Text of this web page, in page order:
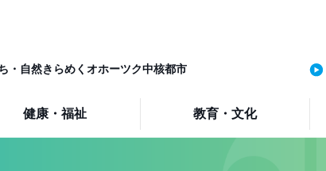
・自然きらめくオホーツク中核都市
健康・福祉 教育・文化